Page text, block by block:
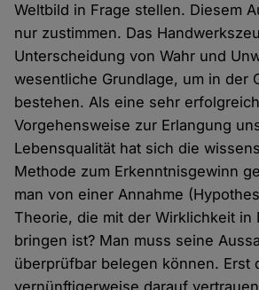
Weltbild in Frage stellen. Diesem
nur zustimmen. Das
Unterscheidung von Wahr und
wesentliche Grundlage, um in der
bestehen. Als eine sehr
Vorgehensweise zur Erlangung
Lebensqualität hat sich die
Methode zum Erkenntnisgewinn
man von einer Annahme
Theorie, die mit der Wirklichkeit in
bringen ist? Man muss seine
überprüfbar belegen können. Erst